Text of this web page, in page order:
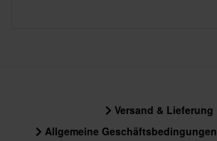
Versand & Lieferung
Allgemeine Geschäftsbedingungen